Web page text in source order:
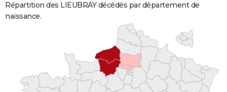
Répartition des LIEUBRAY décédés par département de
naissance.